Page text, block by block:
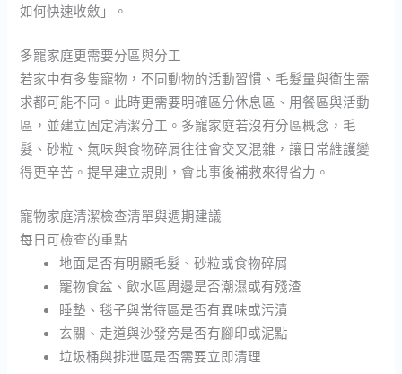
如何快速收斂」。
多寵家庭更需要分區與分工
若家中有多隻寵物，不同動物的活動習慣、毛髮量與衛生需
求都可能不同。此時更需要明確區分休息區、用餐區與活動
區，並建立固定清潔分工。多寵家庭若沒有分區概念，毛
髮、砂粒、氣味與食物碎屑往往會交叉混雜，讓日常維護變
得更辛苦。提早建立規則，會比事後補救來得省力。
寵物家庭清潔檢查清單與週期建議
每日可檢查的重點
地面是否有明顯毛髮、砂粒或食物碎屑
寵物食盆、飲水區周邊是否潮濕或有殘渣
睡墊、毯子與常待區是否有異味或污漬
玄關、走道與沙發旁是否有腳印或泥點
垃圾桶與排泄區是否需要立即清理